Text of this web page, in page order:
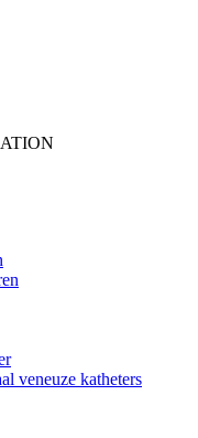
veneuze katheters